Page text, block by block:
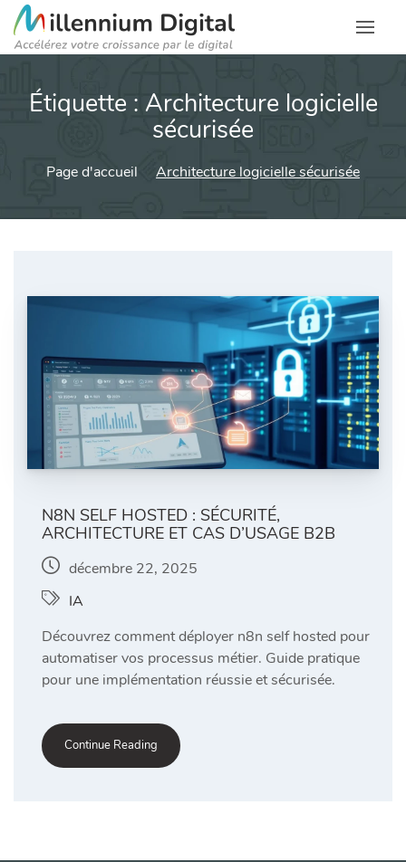
Étiquette : Architecture logicielle
sécurisée
Page d'accueil Architecture logicielle sécurisée
N8N SELF HOSTED : SÉCURITÉ,
ARCHITECTURE ET CAS D’USAGE B2B
décembre 22, 2025
IA
Découvrez comment déployer n8n self hosted pour
automatiser vos processus métier. Guide pratique
pour une implémentation réussie et sécurisée.
Continue Reading